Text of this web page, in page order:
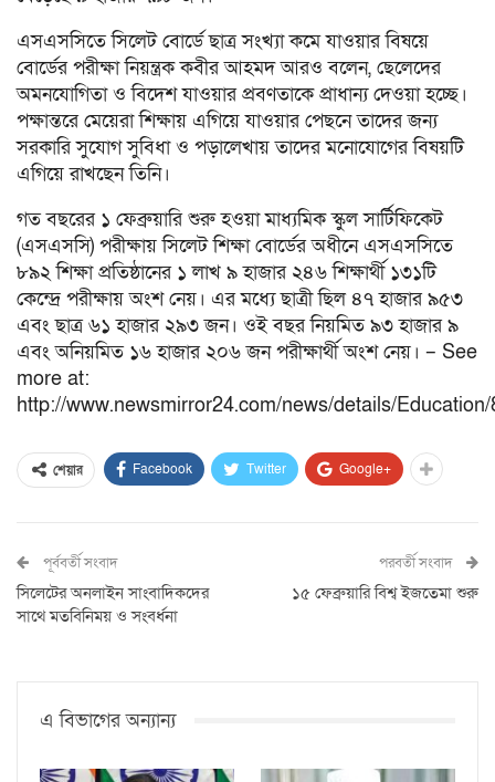
এসএসসিতে সিলেট বোর্ডে ছাত্র সংখ্যা কমে যাওয়ার বিষয়ে
বোর্ডের পরীক্ষা নিয়ন্ত্রক কবীর আহমদ আরও বলেন, ছেলেদের
অমনযোগিতা ও বিদেশ যাওয়ার প্রবণতাকে প্রাধান্য দেওয়া হচ্ছে।
পক্ষান্তরে মেয়েরা শিক্ষায় এগিয়ে যাওয়ার পেছনে তাদের জন্য
সরকারি সুযোগ সুবিধা ও পড়ালেখায় তাদের মনোযোগের বিষয়টি
এগিয়ে রাখছেন তিনি।
গত বছরের ১ ফেব্রুয়ারি শুরু হওয়া মাধ্যমিক স্কুল সার্টিফিকেট
(এসএসসি) পরীক্ষায় সিলেট শিক্ষা বোর্ডের অধীনে এসএসসিতে
৮৯২ শিক্ষা প্রতিষ্ঠানের ১ লাখ ৯ হাজার ২৪৬ শিক্ষার্থী ১৩১টি
কেন্দ্রে পরীক্ষায় অংশ নেয়। এর মধ্যে ছাত্রী ছিল ৪৭ হাজার ৯৫৩
এবং ছাত্র ৬১ হাজার ২৯৩ জন। ওই বছর নিয়মিত ৯৩ হাজার ৯
এবং অনিয়মিত ১৬ হাজার ২০৬ জন পরীক্ষার্থী অংশ নেয়। – See
more at:
http://www.newsmirror24.com/news/details/
শেয়ার Facebook Twitter Google+
পূর্ববর্তী সংবাদ
সিলেটের অনলাইন সাংবাদিকদের
সাথে মতবিনিময় ও সংবর্ধনা
পরবর্তী সংবাদ
১৫ ফেব্রুয়ারি বিশ্ব ইজতেমা শুরু
এ বিভাগের অন্যান্য